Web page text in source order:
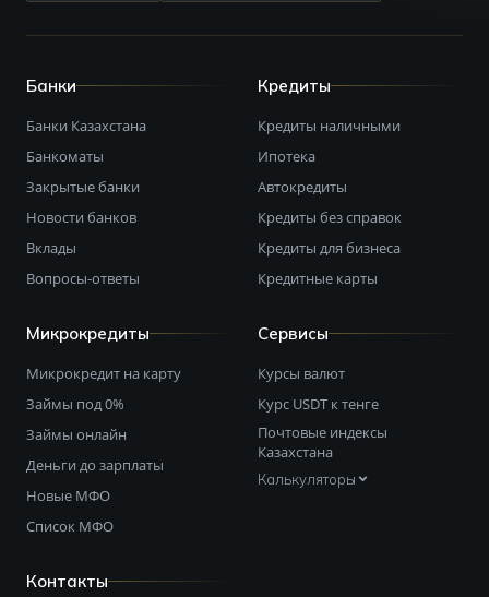
Банки
Банки Казахстана
Банкоматы
Закрытые банки
Новости банков
Вклады
Вопросы-ответы
Кредиты
Кредиты наличными
Ипотека
Автокредиты
Кредиты без справок
Кредиты для бизнеса
Кредитные карты
Микрокредиты
Микрокредит на карту
Займы под 0%
Займы онлайн
Деньги до зарплаты
Новые МФО
Список МФО
Сервисы
Курсы валют
Курс USDT к тенге
Почтовые индексы
Казахстана
Калькуляторы
Контакты